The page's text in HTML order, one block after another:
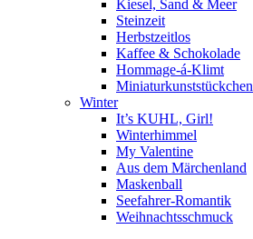
Kiesel, Sand & Meer
Steinzeit
Herbstzeitlos
Kaffee & Schokolade
Hommage-á-Klimt
Miniaturkunststückchen
Winter
It’s KUHL, Girl!
Winterhimmel
My Valentine
Aus dem Märchenland
Maskenball
Seefahrer-Romantik
Weihnachtsschmuck